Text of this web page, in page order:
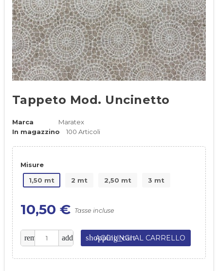
Tappeto Mod. Uncinetto
Marca
Maratex
In magazzino
100 Articoli
Misure
1,50 mt
2 mt 2,50 mt 3 mt
10,50 € Tasse incluse
remove add shopping_cart
AGGIUNGI AL CARRELLO